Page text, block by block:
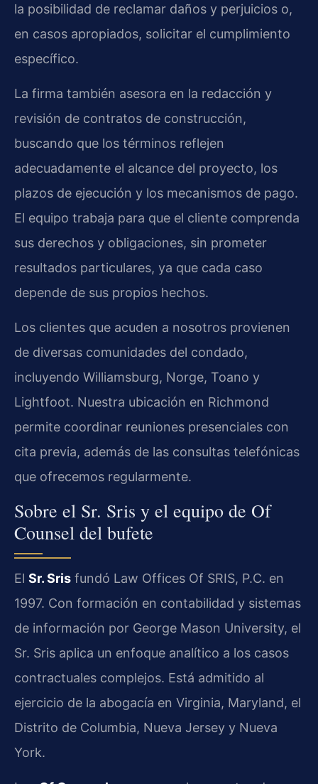
la posibilidad de reclamar daños y perjuicios o,
en casos apropiados, solicitar el cumplimiento
específico.
La firma también asesora en la redacción y
revisión de contratos de construcción,
buscando que los términos reflejen
adecuadamente el alcance del proyecto, los
plazos de ejecución y los mecanismos de pago.
El equipo trabaja para que el cliente comprenda
sus derechos y obligaciones, sin prometer
resultados particulares, ya que cada caso
depende de sus propios hechos.
Los clientes que acuden a nosotros provienen
de diversas comunidades del condado,
incluyendo Williamsburg, Norge, Toano y
Lightfoot. Nuestra ubicación en Richmond
permite coordinar reuniones presenciales con
cita previa, además de las consultas telefónicas
que ofrecemos regularmente.
Sobre el Sr. Sris y el equipo de Of
Counsel del bufete
El Sr. Sris fundó Law Offices Of SRIS, P.C. en
1997. Con formación en contabilidad y sistemas
de información por George Mason University, el
Sr. Sris aplica un enfoque analítico a los casos
contractuales complejos. Está admitido al
ejercicio de la abogacía en Virginia, Maryland, el
Distrito de Columbia, Nueva Jersey y Nueva
York.